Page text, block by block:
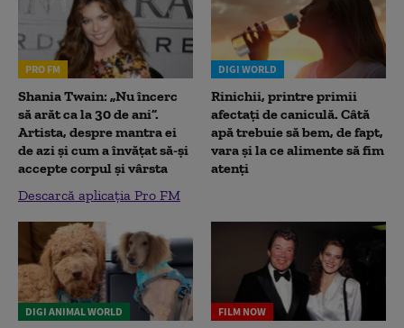
PRO FM
Shania Twain: „Nu încerc
să arăt ca la 30 de ani”.
Artista, despre mantra ei
de azi și cum a învățat să-și
accepte corpul și vârsta
Descarcă aplicația Pro FM
DIGI WORLD
Rinichii, printre primii
afectați de caniculă. Câtă
apă trebuie să bem, de fapt,
vara și la ce alimente să fim
atenți
DIGI ANIMAL WORLD FILM NOW